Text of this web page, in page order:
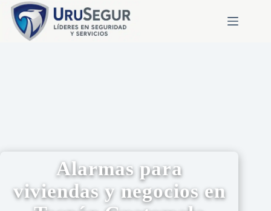
Alarmas para
viviendas y negocios en